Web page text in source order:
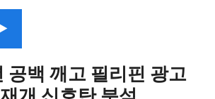
공백 깨고 필리핀 광고